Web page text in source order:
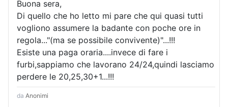
Buona sera,
Di quello che ho letto mi pare che qui quasi tutti
vogliono assumere la badante con poche ore in
regola..."(ma se possibile convivente)"...!!!
Esiste una paga oraria....invece di fare i
furbi,sappiamo che lavorano 24/24,quindi lasciamo
perdere le 20,25,30+1...!!!
da Anonimi